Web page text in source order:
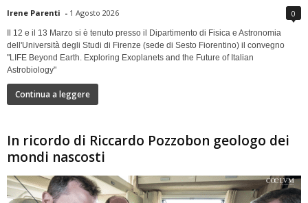
Irene Parenti - 1 Agosto 2026 0
Il 12 e il 13 Marzo si è tenuto presso il Dipartimento di Fisica e Astronomia
dell'Università degli Studi di Firenze (sede di Sesto Fiorentino) il convegno
"LIFE Beyond Earth. Exploring Exoplanets and the Future of Italian
Astrobiology"
Continua a leggere
In ricordo di Riccardo Pozzobon geologo dei
mondi nascosti